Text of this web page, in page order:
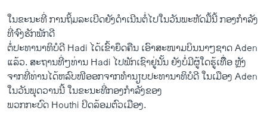
ໃນຂະນະທີ່ ​ການ​ຖິ້ມ​ລະ​ເບີດຍັງດຳເນີນ​ຕໍ່​ໄປໃນ​ວັນ​ພະຫັດ​ມື້​ນີ້ ກອງ​ກຳລັງ
ທີ່​ຈົງ​ຮັກ​ພັກດີ​
ຕໍ່​ປະທານາທິບໍດີ Hadi ​ໄດ້ເຂົ້າຍຶດຄືນ ​ເອົາ​ສະໜາມ​ບິນ​ນາໆຊາດ Aden ​
ແລ້ວ​. ສະຖານ​ທີ່​ໆທ່ານ Hadi ໄປພັກເຊົາຢູ່ນັ້ນ ​ຍັງ​ບໍ່​ມີຜູ້ໃດຮູ້​ເທື່ຶອ ຫຼັງ​
ຈາກ​ທີ່​ທ່ານ​ໄດ້ຫລົບ​ໜີ​ອອກ​ຈາກ​ທຳນຽບປະທານາທິບໍດີ ​ໃນເມືອງ Aden
ໃນວັນພຸດວານນີ້ ໃນຂະນະທີ່ກອງກຳລັງຂອງ
ພວກກະບົດ Houthi ປິດລ້ອມຕົວເມືອງ.